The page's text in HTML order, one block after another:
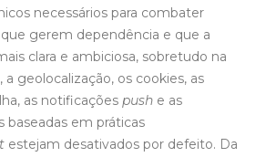
necessários para combater
gerem dependência e que a
clara e ambiciosa, sobretudo na
a geolocalização, os cookies, as
as notificações push e as
baseadas em práticas
estejam desativados por defeito. Da